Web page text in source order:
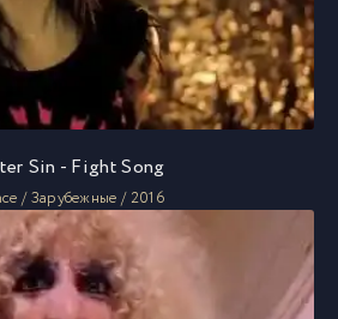
Sin - Fight Song
/ Зарубежные / 2016